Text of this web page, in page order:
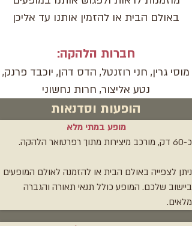
באולם הבית או להזמין אותנו עד אליכן
חברות הלהקה:
מוסי גרין, חני רוזנטל, הדס דהן, יוכבד פרנק,
נטע אליצור, חרות נחשוני
הופעות וסדנאות
מופע במתי מלא
כ-60 דק, מורכב מיצירות מתוך רפרטואר הלהקה.
ניתן לצפייה באולם הבית או להזמנה לאולם המופעים
ביישוב שלכם. המופע כולל תנאי תאורה והגברה
מלאים.